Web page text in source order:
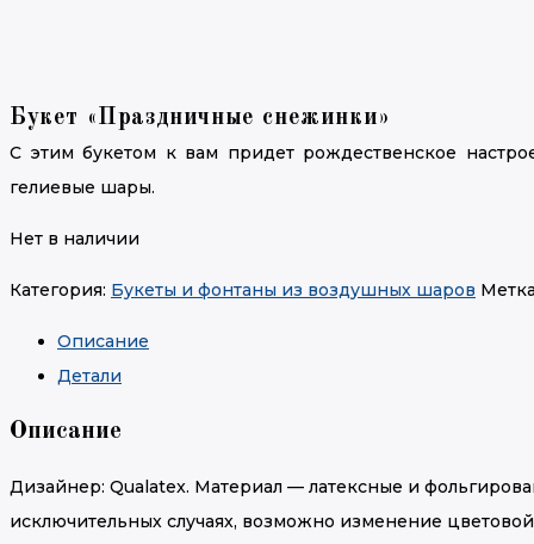
Букет «Праздничные снежинки»
С этим букетом к вам придет рождественское
гелиевые шары.
Нет в наличии
Категория: Букеты и фонтаны из воздушных шаров
Описание
Детали
Описание
Дизайнер: Qualatex. Материал — латексные и
исключительных случаях, возможно изменение